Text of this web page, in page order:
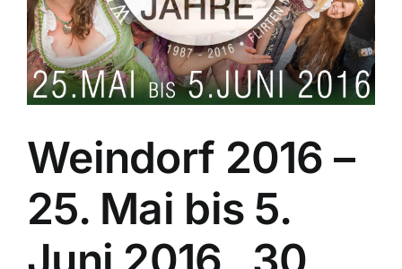
Weindorf 2016 –
25. Mai bis 5.